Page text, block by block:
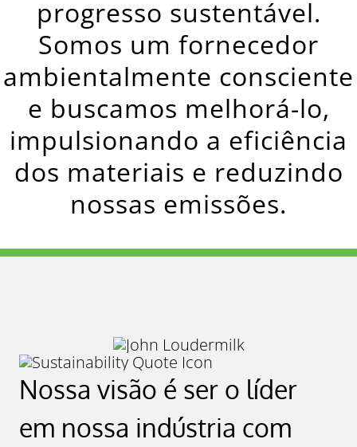
progresso sustentável.
Somos um fornecedor
ambientalmente consciente
e buscamos melhorá-lo,
impulsionando a eficiência
dos materiais e reduzindo
nossas emissões.
Nossa visão é ser o líder
em nossa indústria com